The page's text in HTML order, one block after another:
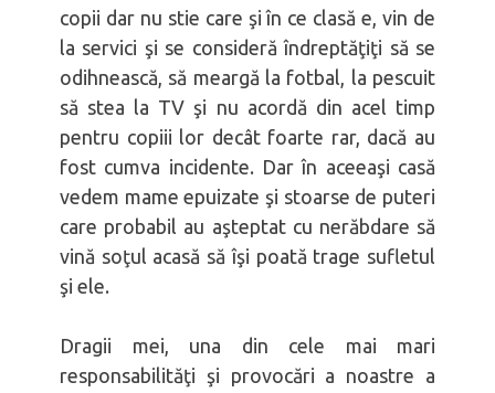
copii dar nu stie care şi în ce clasă e, vin de
la servici şi se consideră îndreptăţiţi să se
odihnească, să meargă la fotbal, la pescuit
să stea la TV şi nu acordă din acel timp
pentru copiii lor decât foarte rar, dacă au
fost cumva incidente. Dar în aceeaşi casă
vedem mame epuizate şi stoarse de puteri
care probabil au aşteptat cu nerăbdare să
vină soţul acasă să îşi poată trage sufletul
şi ele.
Dragii mei, una din cele mai mari
responsabilităţi şi provocări a noastre a